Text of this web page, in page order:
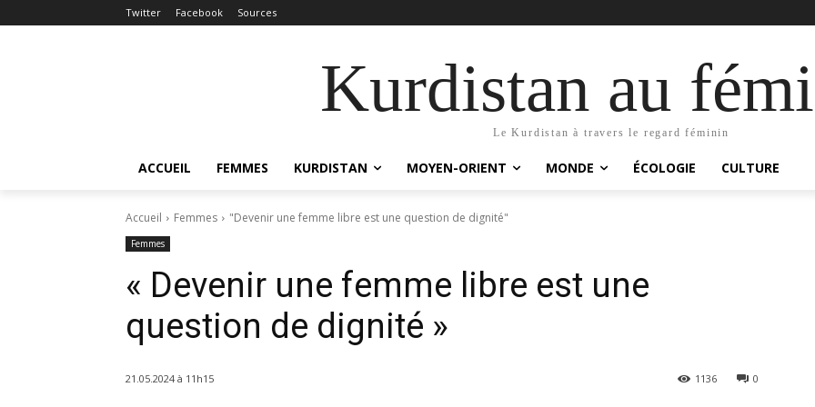
Twitter Facebook Sources
Kurdistan au
Le Kurdistan à travers le regard féminin
ACCUEIL FEMMES KURDISTAN MOYEN-ORIENT MONDE ÉCOLOGIE CULTURE
Accueil Femmes "Devenir une femme libre est une question de dignité"
Femmes
« Devenir une femme libre est une
question de dignité »
21.05.2024 à 11h15 0
1136